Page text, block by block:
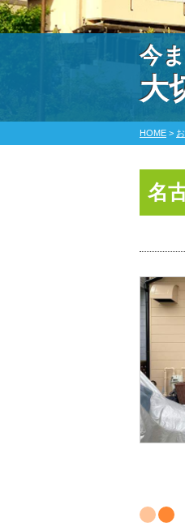
今
大
HOME >
名